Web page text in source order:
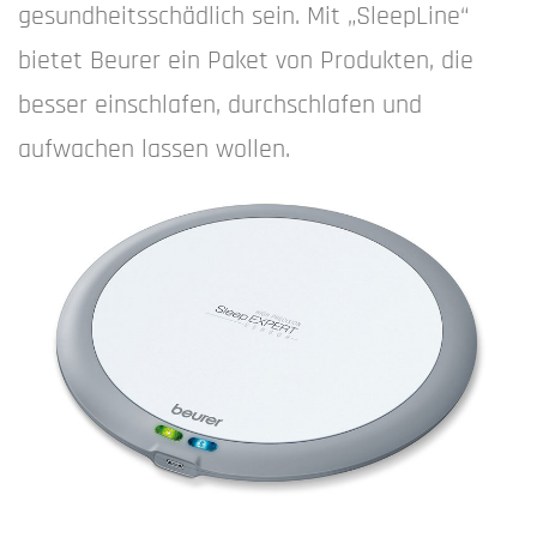
gesundheitsschädlich sein. Mit „SleepLine“
bietet Beurer ein Paket von Produkten, die
besser einschlafen, durchschlafen und
aufwachen lassen wollen.